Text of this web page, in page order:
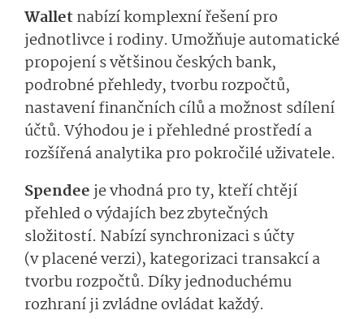
Walletnabízí komplexní řešení pro
jednotlivce i rodiny. Umožňuje automatické
propojení s většinou českých bank,
podrobné přehledy, tvorbu rozpočtů,
nastavení finančních cílů a možnost sdílení
účtů. Výhodou je i přehledné prostředí a
rozšířená analytika pro pokročilé uživatele.
Spendeeje vhodná pro ty, kteří chtějí
přehled o výdajích bez zbytečných
složitostí. Nabízí synchronizaci s účty
(v placené verzi), kategorizaci transakcí a
tvorbu rozpočtů. Díky jednoduchému
rozhraní ji zvládne ovládat každý.